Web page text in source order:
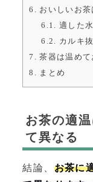
6. おいしいお
6.1. 適した
6.2. カルキ
7. 茶器は温めて
8. まとめ
お茶の適
て異なる
結論、 お茶に